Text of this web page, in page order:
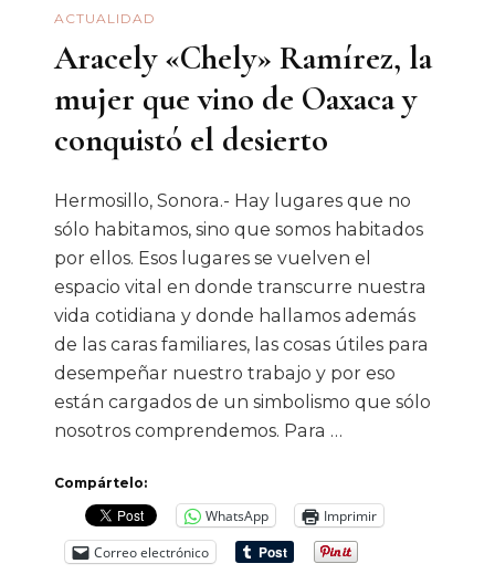
Evolución
Desafíos
ACTUALIDAD
Aracely «Chely» Ramírez, la
mujer que vino de Oaxaca y
conquistó el desierto
Hermosillo, Sonora.- Hay lugares que no
sólo habitamos, sino que somos habitados
por ellos. Esos lugares se vuelven el
espacio vital en donde transcurre nuestra
vida cotidiana y donde hallamos además
de las caras familiares, las cosas útiles para
desempeñar nuestro trabajo y por eso
están cargados de un simbolismo que sólo
nosotros comprendemos. Para …
Compártelo:
WhatsApp
Imprimir
Correo electrónico